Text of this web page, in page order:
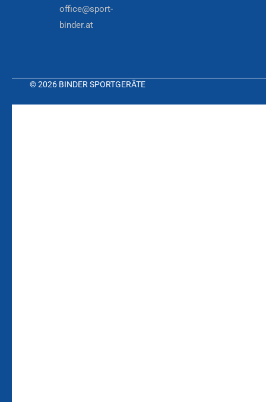
office@sport-
binder.at
© 2026 BINDER SPORTGERÄTE